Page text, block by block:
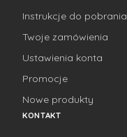
Instrukcje do pobrania
Twoje zamówienia
Ustawienia konta
Promocje
Nowe produkty
KONTAKT